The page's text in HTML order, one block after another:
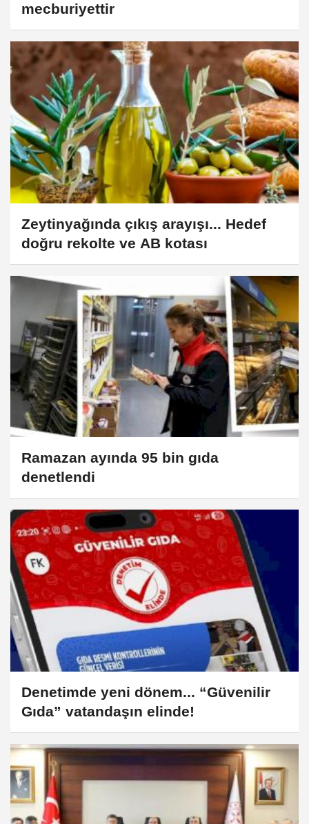
mecburiyettir
Zeytinyağında çıkış arayışı... Hedef
doğru rekolte ve AB kotası
Ramazan ayında 95 bin gıda
denetlendi
Denetimde yeni dönem... “Güvenilir
Gıda” vatandaşın elinde!